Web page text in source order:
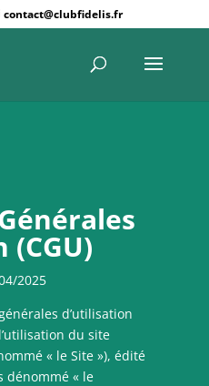
contact@clubfidelis.fr
2025
d’utilisation
du site
« le Site »), édité
dénommé « le